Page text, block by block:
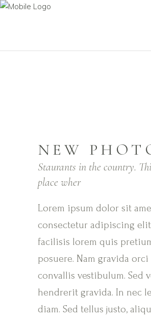
NEW
Staurants in the country.
place wher
Lorem ipsum dolor sit
consectetur adipiscing
facilisis lorem quis
posuere. Nam gravida orci
convallis vestibulum. Sed
hendrerit gravida. In nec
diam. Sed tellus justo,